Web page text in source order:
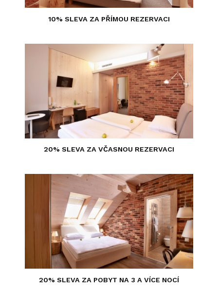
10% SLEVA ZA PŘÍMOU REZERVACI
20% SLEVA ZA VČASNOU REZERVACI
20% SLEVA ZA POBYT NA 3 A VÍCE NOCÍ